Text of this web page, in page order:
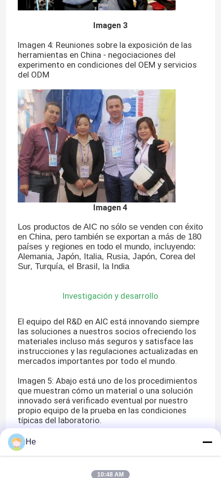
En casa
Productos
Imagen 3
Imagen 4: Reuniones sobre la exposición de las
herramientas en China - negociaciones del
experimento en condiciones del OEM y servicios
del ODM
Imagen 4
Los productos de AIC no sólo se venden con éxito
en China, pero también se exportan a más de 180
países y regiones en todo el mundo, incluyendo:
Alemania, Japón, Italia, Rusia, Japón, Corea del
Sur, Turquía, el Brasil, la India
Investigación y desarrollo
El equipo del R&D en AIC está innovando siempre
las soluciones a nuestros socios ofreciendo los
materiales incluso más seguros y satisface las
instrucciones y las regulaciones actualizadas en
mercados importantes por todo el mundo.
Imagen 5: Abajo está uno de los procedimientos
que muestran cómo un material o una solución
innovado será verificado eventual por nuestro
propio equipo de la prueba en las condiciones
típicas del laboratorio.
He
10:48 AM